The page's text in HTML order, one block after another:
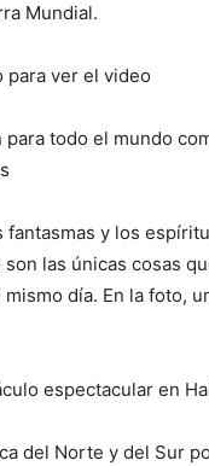
Mundial.
para ver el video
fantasmas y los
las únicas cosas
día. En la foto,
espectacular en
del Norte y del Sur